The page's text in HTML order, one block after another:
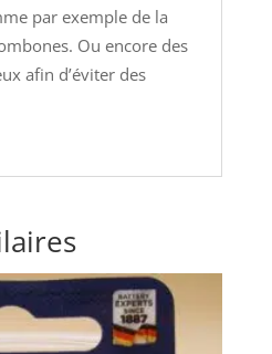
par exemple de la
Ou encore des
afin d’éviter des